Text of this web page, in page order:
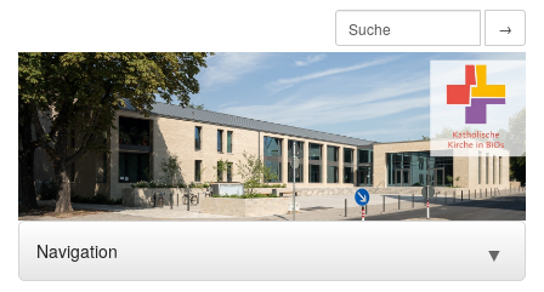
→
Navigation ▼